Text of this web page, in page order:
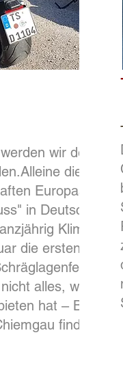
wir den
die
Europas zu
in Deutschland
Klima,
die ersten
alles, was
hat – Berge
findest